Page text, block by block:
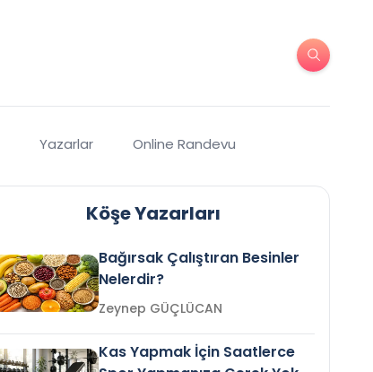
Yazarlar Online Randevu
Köşe Yazarları
Bağırsak Çalıştıran Besinler
Nelerdir?
Zeynep GÜÇLÜCAN
Kas Yapmak İçin Saatlerce